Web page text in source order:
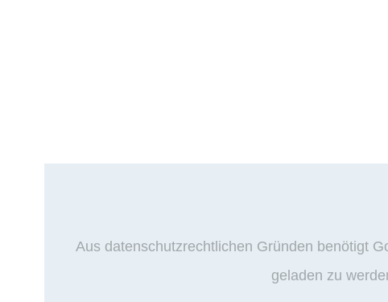
Aus datenschutzrechtlichen Gründen benötigt
geladen zu